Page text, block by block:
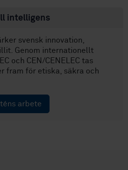
intelligens
svensk innovation,
Genom internationellt
och CEN/CENELEC tas
fram för etiska, säkra och
arbete